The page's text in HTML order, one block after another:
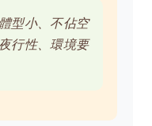
型小、不佔空
行性、環境要